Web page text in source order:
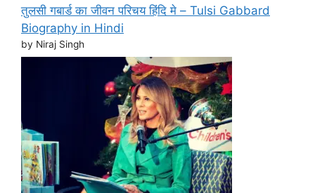
तुलसी गबार्ड का जीवन परिचय हिंदि मे – Tulsi Gabbard
Biography in Hindi
by Niraj Singh